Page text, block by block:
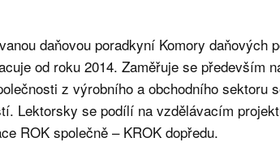
daňovou poradkyní Komory daňových
od roku 2014. Zaměřuje se především
z výrobního a obchodního sektoru
Lektorsky se podílí na vzdělávacím
ROK společně – KROK dopředu.